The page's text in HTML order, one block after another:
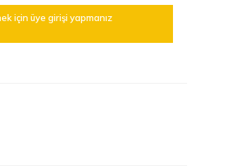
için üye girişi yapmanız